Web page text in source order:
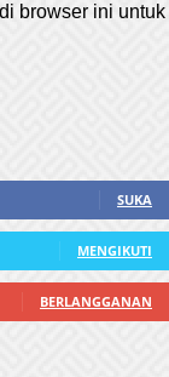
browser ini untuk
SUKA
MENGIKUTI
BERLANGGANAN